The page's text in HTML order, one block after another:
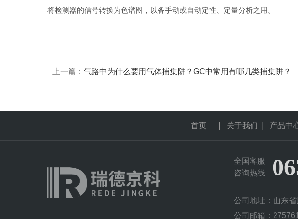
将检测器的信号转换为色谱图，以备手动或自动定性、定量分析之用。
上一篇：气路中为什么要用气体捕集阱？GC中常用有哪几类捕集阱？
首页 关于我们 产品中
全国客服
咨询热线
公司地址：山东
公司邮箱：